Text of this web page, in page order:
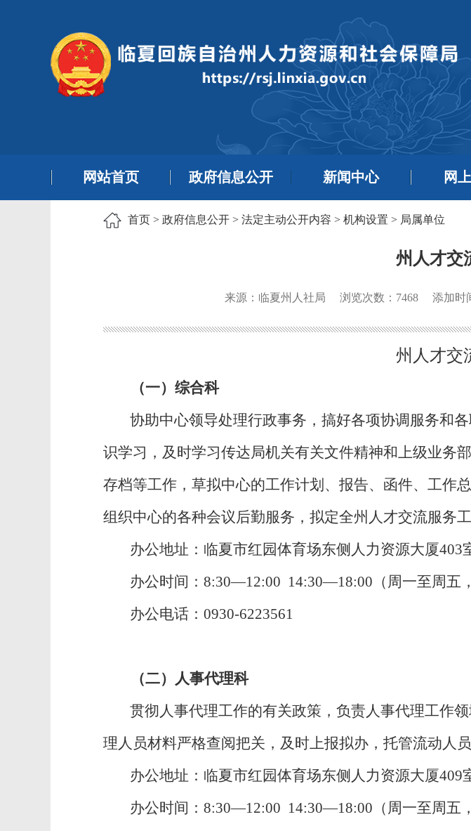
网站首页 政府信息公开 新闻中心 网
首页 > 政府信息公开 > 法定主动公开内容 > 机构设置 > 局属单位
州人才交
来源：临夏州人社局 浏览次数： 7468 添加时
州人才交
（一）综合科
协助中心领导处理行政事务，搞好各项协调服务和
识学习，及时学习传达局机关有关文件精神和上级业务
存档等工作，草拟中心的工作计划、报告、函件、工作
组织中心的各种会议后勤服务，拟定全州人才交流服务工
办公地址：临夏市红园体育场东侧人力资源大厦403
办公时间：8:30—12:00 14:30—18:00（周一至周五
办公电话：0930-6223561
（二）人事代理科
贯彻人事代理工作的有关政策，负责人事代理工作
理人员材料严格查阅把关，及时上报拟办，托管流动人员
办公地址：临夏市红园体育场东侧人力资源大厦409
办公时间：8:30—12:00 14:30—18:00（周一至周五